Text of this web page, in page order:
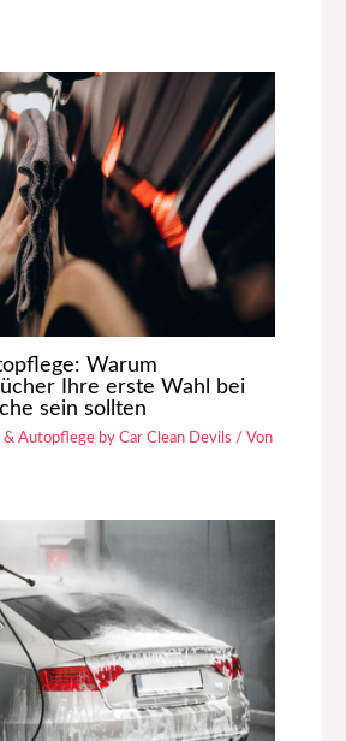
Warum
Ihre erste Wahl bei
sein sollten
Autopflege by Car Clean Devils / Von